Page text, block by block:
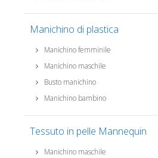
Manichino di plastica
Manichino femminile
Manichino maschile
Busto manichino
Manichino bambino
Tessuto in pelle Mannequin
Manichino maschile